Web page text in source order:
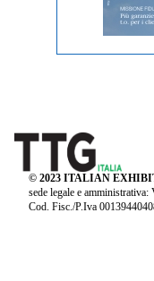
© 2023 ITALIAN
sede legale e
Cod. Fisc./P.Iva